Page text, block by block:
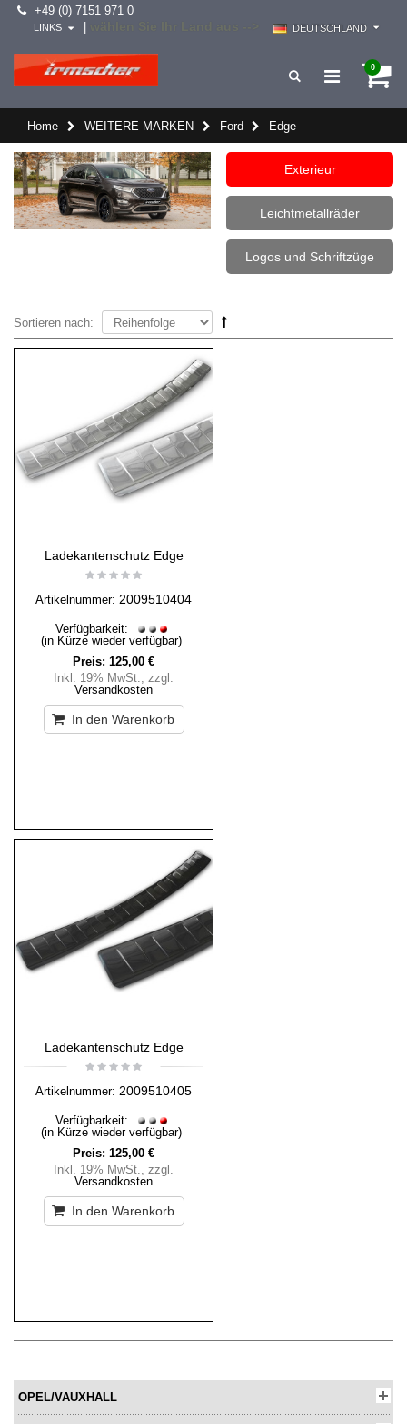
+49 (0) 7151 971 0
DEUTSCHLAND
LINKS
0
Home WEITERE MARKEN Ford Edge
Exterieur
Leichtmetallräder
Logos und Schriftzüge
Sortieren nach:
Ladekantenschutz Edge
Artikelnummer: 2009510404
Verfügbarkeit:
(in Kürze wieder verfügbar)
Preis: 125,00 €
Inkl. 19% MwSt., zzgl.
Versandkosten
In den Warenkorb
Ladekantenschutz Edge
Artikelnummer: 2009510405
Verfügbarkeit:
(in Kürze wieder verfügbar)
Preis: 125,00 €
Inkl. 19% MwSt., zzgl.
Versandkosten
In den Warenkorb
OPEL/VAUXHALL